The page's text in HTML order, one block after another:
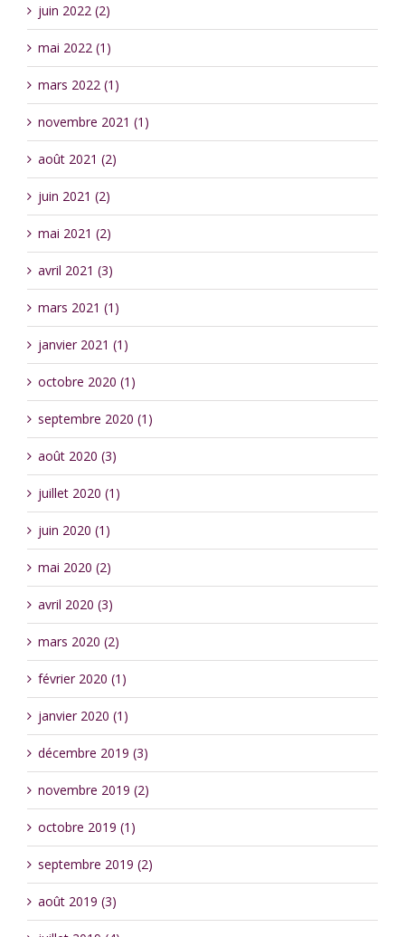
juin 2022 (2)
mai 2022 (1)
mars 2022 (1)
novembre 2021 (1)
août 2021 (2)
juin 2021 (2)
mai 2021 (2)
avril 2021 (3)
mars 2021 (1)
janvier 2021 (1)
octobre 2020 (1)
septembre 2020 (1)
août 2020 (3)
juillet 2020 (1)
juin 2020 (1)
mai 2020 (2)
avril 2020 (3)
mars 2020 (2)
février 2020 (1)
janvier 2020 (1)
décembre 2019 (3)
novembre 2019 (2)
octobre 2019 (1)
septembre 2019 (2)
août 2019 (3)